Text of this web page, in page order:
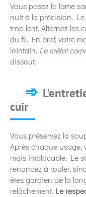
Vous posez la lame
nuit à la précision.
trop lent. Alternez les
du fil. En bref, votre
lointain. Le métal
dissout.
cuir
Vous préservez la
Après chaque usage,
mais implacable. Le
renoncez à rouler,
êtes gardien de la
relâchement. Le